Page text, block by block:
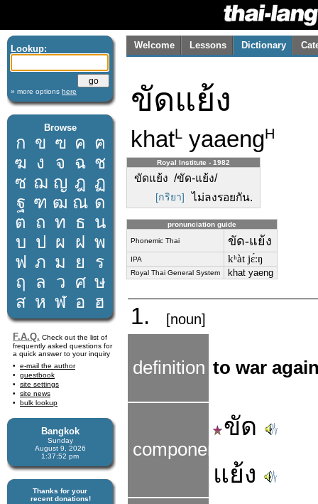
Lookup:
» more options here
Browse
ก ข ฃ ค ฅ
ฆ ง จ ฉ ช
ซ ฌ ญ ฎ ฏ
ฐ ฑ ฒ ณ ด
ต ถ ท ธ น
บ ป ผ ฝ พ
ฟ ภ ม ย
ร
ฤ
ล ว ศ ษ
ส ห ฬ อ ฮ
F.A.Q. Check out the list of
frequently asked questions for
a quick answer to your inquiry
e-mail the author
guestbook
site settings
site news
bulk lookup
Bangkok
Sunday
August 9, 2026
1:37:53 pm
Thanks for your
recent donations!
Welcome Lessons Dictionary
ขัดแย้ง
khatL yaaengH
Royal Institute - 1982
ขัดแย้ง /ขัด-แย้ง/
[กริยา] ไม่ลงรอยกัน.
pronunciation guide
Phonemic Thai ขัด-แย้ง
IPA kʰàt jɛ́ːŋ
Royal Thai General System khat yaeng
1. [noun]
definition to war
components
ขัด
แย้ง